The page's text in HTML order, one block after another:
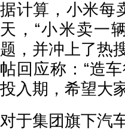
据计算，小米每
天，“小米卖一
题，并冲上了热
帖回应称：“造
投入期，希望大
对于集团旗下汽